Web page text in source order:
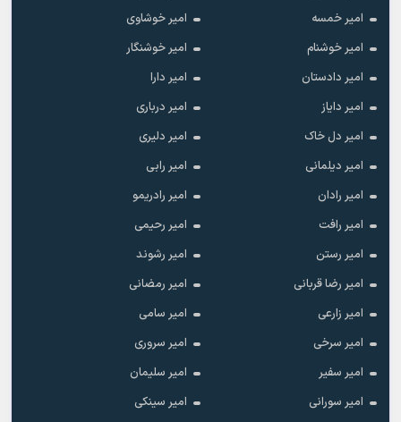
امیر خمسه
امیر خوشاوی
امیر خوشنام
امیر خوشنگار
امیر دادستان
امیر دارا
امیر دایاز
امیر درباری
امیر دل خاک
امیر دلیری
امیر دیلمانی
امیر رابی
امیر رادان
امیر رادریمو
امیر رافت
امیر رحیمی
امیر رستن
امیر رشوند
امیر رضا قربانی
امیر رمضانی
امیر زارعی
امیر سامی
امیر سرخی
امیر سروری
امیر سفیر
امیر سلیمان
امیر سورانی
امیر سینکی